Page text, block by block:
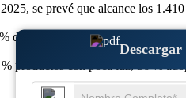
se prevé que alcance los
del interés de los inversores, el
productos con poca luz, 36 %